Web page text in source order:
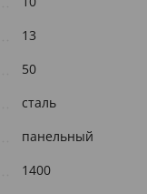
13
50
сталь
панельный
1400